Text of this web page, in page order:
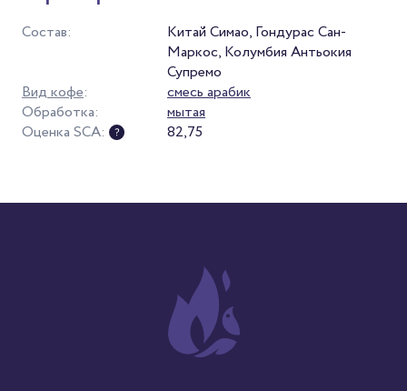
Состав:
Китай Симао, Гондурас Сан-
Маркос, Колумбия Антьокия
Супремо
Вид кофе:
смесь арабик
Обработка:
мытая
Оценка SCA:
82,75